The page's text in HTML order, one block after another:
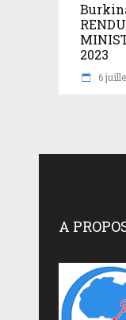
2023
6
A